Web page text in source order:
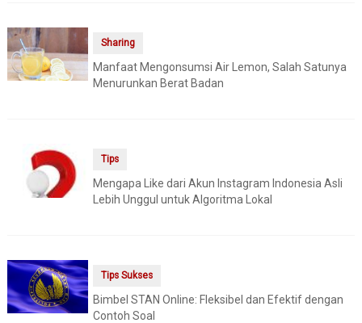
Sharing
Manfaat Mengonsumsi Air Lemon, Salah Satunya
Menurunkan Berat Badan
Tips
Mengapa Like dari Akun Instagram Indonesia Asli
Lebih Unggul untuk Algoritma Lokal
Tips Sukses
Bimbel STAN Online: Fleksibel dan Efektif dengan
Contoh Soal